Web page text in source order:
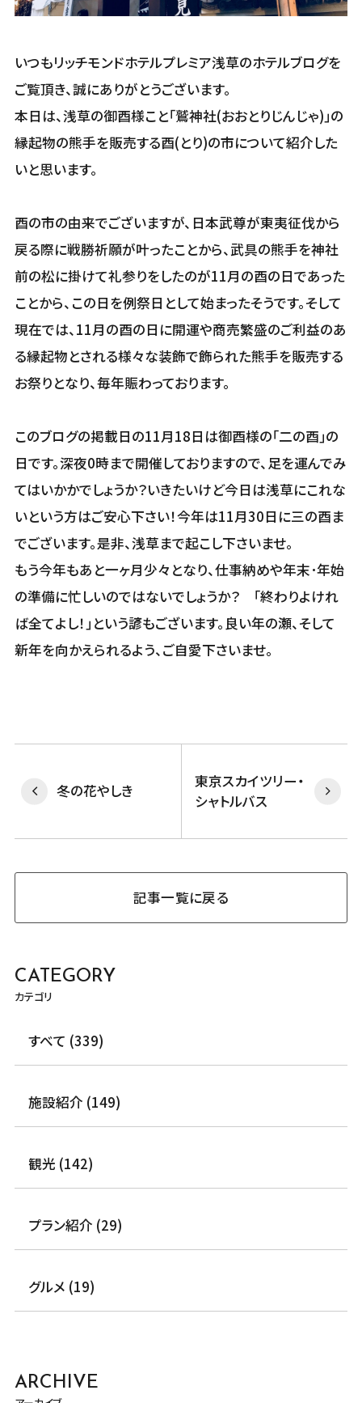
いつもリッチモンドホテルプレミア浅草のホテルブログを
ご覧頂き、誠にありがとうございます。
本日は、浅草の御酉様こと｢鷲神社(おおとりじんじゃ)｣の
縁起物の熊手を販売する酉(とり)の市について紹介した
いと思います。
酉の市の由来でございますが、日本武尊が東夷征伐から
戻る際に戦勝祈願が叶ったことから、武具の熊手を神社
前の松に掛けて礼参りをしたのが11月の酉の日であった
ことから、この日を例祭日として始まったそうです。そして
現在では、11月の酉の日に開運や商売繁盛のご利益のあ
る縁起物とされる様々な装飾で飾られた熊手を販売する
お祭りとなり、毎年賑わっております。
このブログの掲載日の11月18日は御酉様の｢二の酉｣の
日です。深夜0時まで開催しておりますので、足を運んでみ
てはいかかでしょうか？いきたいけど今日は浅草にこれな
いという方はご安心下さい！今年は11月30日に三の酉ま
でございます。是非、浅草まで起こし下さいませ。
もう今年もあと一ヶ月少々となり、仕事納めや年末･年始
の準備に忙しいのではないでしょうか？ ｢終わりよけれ
ば全てよし！｣という諺もございます。良い年の瀬、そして
新年を向かえられるよう、ご自愛下さいませ。
冬の花やしき
東京スカイツリー・
シャトルバス
記事一覧に戻る
CATEGORY
カテゴリ
すべて (339)
施設紹介 (149)
観光 (142)
プラン紹介 (29)
グルメ (19)
ARCHIVE